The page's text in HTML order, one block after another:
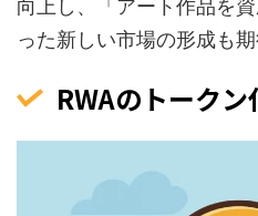
向上し、「アート作品を
った新しい市場の形成も期
RWAのトーク